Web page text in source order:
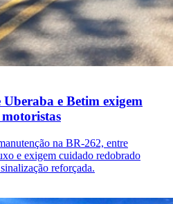
e Betim exigem
na BR-262, entre
e exigem cuidado redobrado
reforçada.